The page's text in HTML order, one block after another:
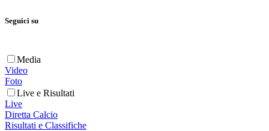
Seguici su
Media
Video
Foto
Live e Risultati
Live
Diretta Calcio
Risultati e Classifiche